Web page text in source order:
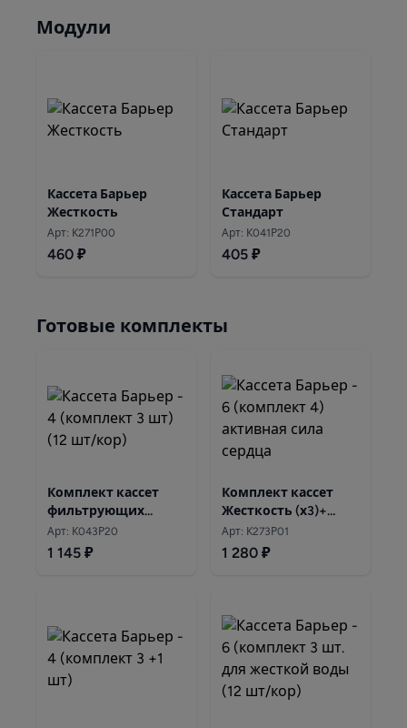
Модули
Кассета Барьер
Жесткость
Арт: К271Р00
460 ₽
Кассета Барьер
Стандарт
Арт: К041Р20
405 ₽
Готовые комплекты
Комплект кассет
фильтрующих
"Барьер Стандарт"
(упак. 3 шт)
Арт: К043Р20
1 145 ₽
Комплект кассет
Жесткость (х3)+
Актив Сила Сердца
3+1 (кубик)
Арт: К273Р01
1 280 ₽